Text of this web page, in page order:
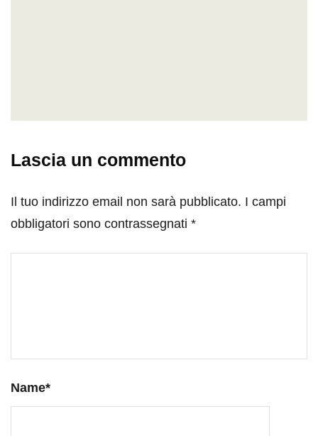
Lascia un commento
Il tuo indirizzo email non sarà pubblicato. I campi
obbligatori sono contrassegnati *
Name*